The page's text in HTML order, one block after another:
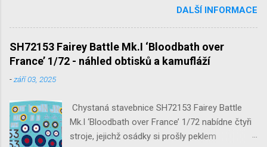
raketovou protiletadlovou zbraň. V setu 3148
detailní odlitky této zbraně, v měřítku 1/35,
doplní leptané popruhy nábojových schránek.
DALŠÍ INFORMACE
SH72153 Fairey Battle Mk.I ‘Bloodbath over
France’ 1/72 - náhled obtisků a kamufláží
-září 03, 2025
Chystaná stavebnice SH72153 Fairey Battle
Mk.I ‘Bloodbath over France’ 1/72 nabídne čtyři
stroje, jejichž osádky si prošly peklem